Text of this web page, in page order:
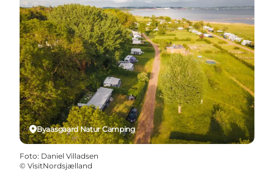
Byaasgaard Natur Camping
Foto: Daniel Villadsen
© VisitNordsjælland